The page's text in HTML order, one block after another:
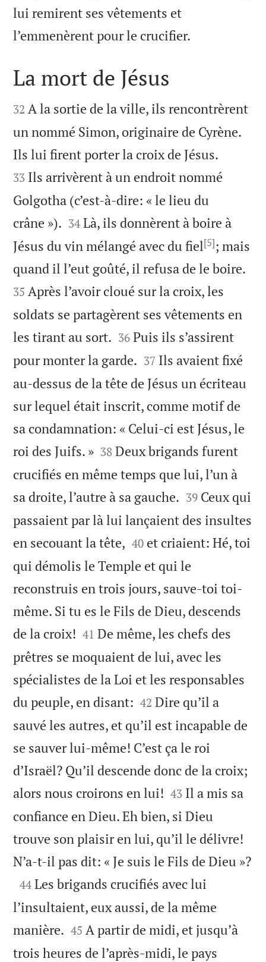
lui remirent ses vêtements et
l’emmenèrent pour le crucifier.

La mort de Jésus

32 A la sortie de la ville, ils rencontrèrent
un nommé Simon, originaire de Cyrène.
Ils lui firent porter la croix de Jésus.
33 Ils arrivèrent à un endroit nommé
Golgotha (c’est-à-dire: « le lieu du
crâne »). 

34 Là, ils donnèrent à boire à
Jésus du vin mélangé avec du fiel[5]; mais
quand il l’eut goûté, il refusa de le boire.
35 Après l’avoir cloué sur la croix, les
soldats se partagèrent ses vêtements en
les tirant au sort. 

36 Puis ils s’assirent
pour monter la garde. 

37 Ils avaient fixé
au-dessus de la tête de Jésus un écriteau
sur lequel était inscrit, comme motif de
sa condamnation: « Celui-ci est Jésus, le
roi des Juifs. »
38 Deux brigands furent
crucifiés en même temps que lui, l’un à
sa droite, l’autre à sa gauche. 

39 Ceux qui
passaient par là lui lançaient des insultes
en secouant la tête, 

40 et criaient: Hé, toi
qui démolis le Temple et qui le
reconstruis en trois jours, sauve-toi toi-
même. Si tu es le Fils de Dieu, descends
de la croix! 

41 De même, les chefs des
prêtres se moquaient de lui, avec les
spécialistes de la Loi et les responsables
du peuple, en disant: 

42 Dire qu’il a
sauvé les autres, et qu’il est incapable de
se sauver lui-même! C’est ça le roi
d’Israël? Qu’il descende donc de la croix;
alors nous croirons en lui! 

43 Il a mis sa
confiance en Dieu. Eh bien, si Dieu
trouve son plaisir en lui, qu’il le délivre!
N’a-t-il pas dit: « Je suis le Fils de Dieu »?

44 Les brigands crucifiés avec lui
l’insultaient, eux aussi, de la même
manière. 

45 A partir de midi, et jusqu’à
trois heures de l’après-midi, le pays